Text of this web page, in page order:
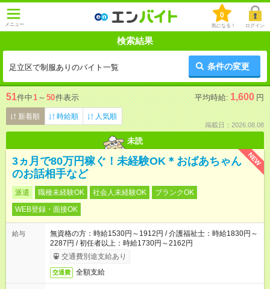
メニュー
0
気になる！ ログイン
検索結果
足立区で制服ありのバイト一覧 条件の変更
51件中1 ～ 50件表示 平均時給: 1,600 円
新着順 時給順 人気順
掲載日：2026.08.08
未読
NEW
3ヵ月で80万円稼ぐ！未経験OK＊おばあちゃん
のお話相手など
派遣 職種未経験OK 社会人未経験OK
ブランクOK
WEB登録・面接OK
給与
無資格の方：時給1530円～1912円 / 介護福祉士：時給1830円～
2287円 / 初任者以上：時給1730円～2162円
交通費別途支給あり
交通費 全額支給